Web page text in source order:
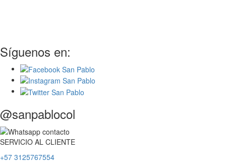
Síguenos en:
@sanpablocol
SERVICIO AL CLIENTE
+57 3125767554